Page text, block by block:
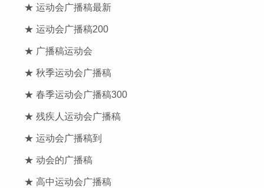
★ 运动会广播稿最新
★ 运动会广播稿200
★ 广播稿运动会
★ 秋季运动会广播稿
★ 春季运动会广播稿300
★ 残疾人运动会广播稿
★ 运动会广播稿到
★ 动会的广播稿
★ 高中运动会广播稿